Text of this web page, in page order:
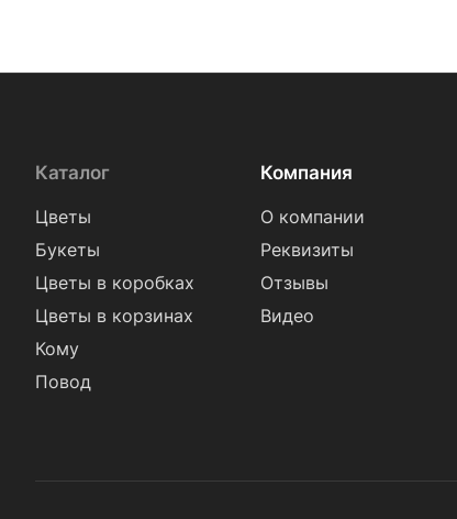
Каталог
Цветы
Букеты
Цветы в коробках
Цветы в корзинах
Кому
Повод
Компания
О компании
Реквизиты
Отзывы
Видео